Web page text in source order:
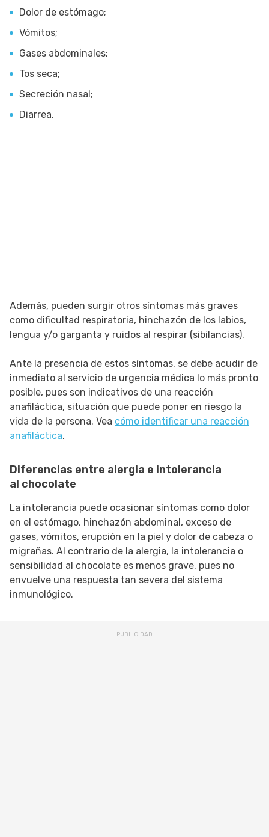
Dolor de estómago;
Vómitos;
Gases abdominales;
Tos seca;
Secreción nasal;
Diarrea.
Además, pueden surgir otros síntomas más graves
como dificultad respiratoria, hinchazón de los labios,
lengua y/o garganta y ruidos al respirar (sibilancias).
Ante la presencia de estos síntomas, se debe acudir de
inmediato al servicio de urgencia médica lo más pronto
posible, pues son indicativos de una reacción
anafiláctica, situación que puede poner en riesgo la
vida de la persona. Vea cómo identificar una reacción
anafiláctica.
Diferencias entre alergia e intolerancia
al chocolate
La intolerancia puede ocasionar síntomas como dolor
en el estómago, hinchazón abdominal, exceso de
gases, vómitos, erupción en la piel y dolor de cabeza o
migrañas. Al contrario de la alergia, la intolerancia o
sensibilidad al chocolate es menos grave, pues no
envuelve una respuesta tan severa del sistema
inmunológico.